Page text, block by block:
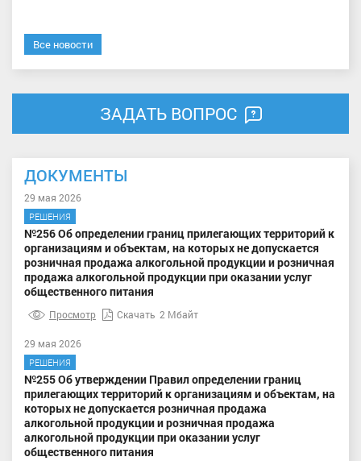
Все новости
ЗАДАТЬ ВОПРОС
ДОКУМЕНТЫ
29 мая 2026
РЕШЕНИЯ
№256 Об определении границ прилегающих территорий к
организациям и объектам, на которых не допускается
розничная продажа алкогольной продукции и розничная
продажа алкогольной продукции при оказании услуг
общественного питания
Просмотр Скачать 2 Мбайт
29 мая 2026
РЕШЕНИЯ
№255 Об утверждении Правил определении границ
прилегающих территорий к организациям и объектам, на
которых не допускается розничная продажа
алкогольной продукции и розничная продажа
алкогольной продукции при оказании услуг
общественного питания